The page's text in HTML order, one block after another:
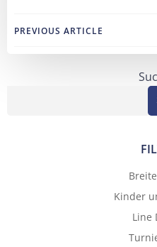
Post
navigation
PREVIOUS ARTICLE
Kinder
Line